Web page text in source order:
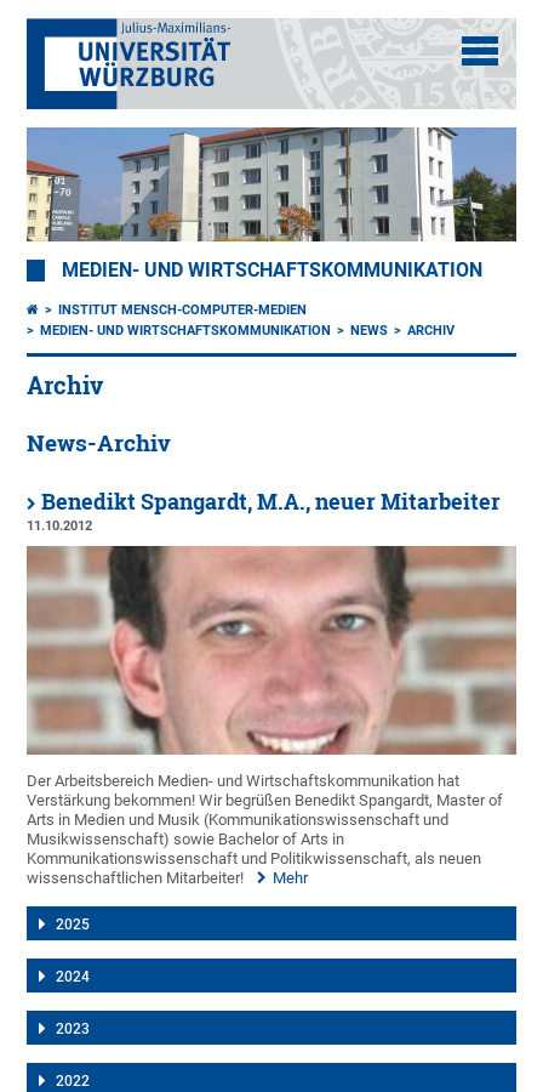
MEDIEN- UND WIRTSCHAFTSKOMMUNIKATION
INSTITUT MENSCH-COMPUTER-MEDIEN
MEDIEN- UND WIRTSCHAFTSKOMMUNIKATION
NEWS ARCHIV
Archiv
News-Archiv
Benedikt Spangardt, M.A., neuer Mitarbeiter
11.10.2012
Der Arbeitsbereich Medien- und Wirtschaftskommunikation hat
Verstärkung bekommen! Wir begrüßen Benedikt Spangardt, Master of
Arts in Medien und Musik (Kommunikationswissenschaft und
Musikwissenschaft) sowie Bachelor of Arts in
Kommunikationswissenschaft und Politikwissenschaft, als neuen
wissenschaftlichen Mitarbeiter!
Mehr
2025
2024
2023
2022